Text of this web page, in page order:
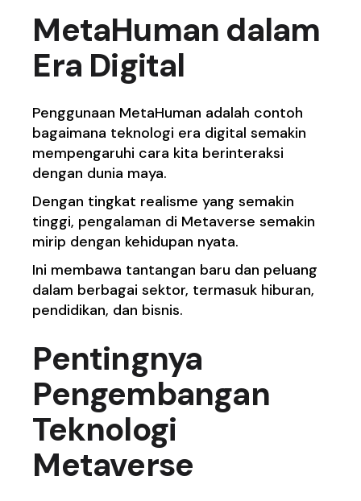
MetaHuman dalam
Era Digital
Penggunaan MetaHuman adalah contoh
bagaimana teknologi era digital semakin
mempengaruhi cara kita berinteraksi
dengan dunia maya.
Dengan tingkat realisme yang semakin
tinggi, pengalaman di Metaverse semakin
mirip dengan kehidupan nyata.
Ini membawa tantangan baru dan peluang
dalam berbagai sektor, termasuk hiburan,
pendidikan, dan bisnis.
Pentingnya
Pengembangan
Teknologi
Metaverse